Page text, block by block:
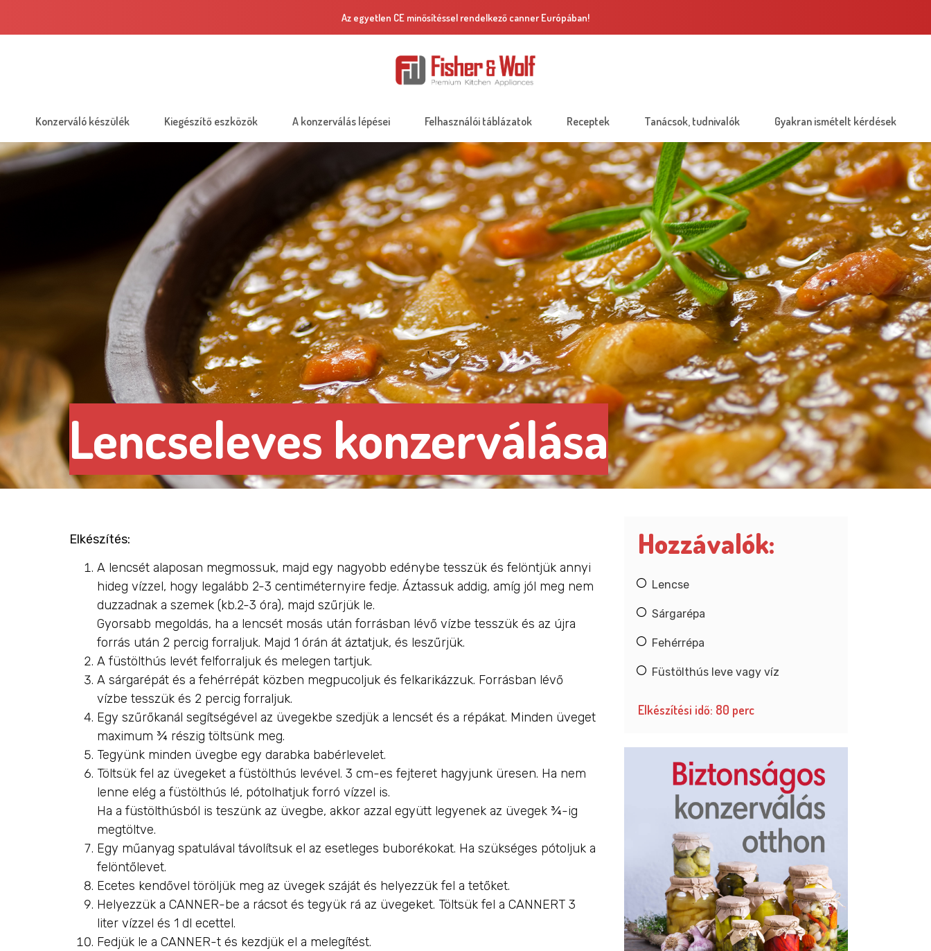
2 év garancia
Konzerváló készülék Kiegészítő eszközök A konzerválás lépései Felhasználói táblázatok Receptek Tanácsok, tudnivalók Gyakran ismételt kérdések
Lencseleves konzerválása
Elkészítés:
A lencsét alaposan megmossuk, majd egy nagyobb edénybe tesszük és felöntjük annyi
hideg vízzel, hogy legalább 2-3 centiméternyire fedje. Áztassuk addig, amíg jól meg nem
duzzadnak a szemek (kb.2-3 óra), majd szűrjük le.
Gyorsabb megoldás, ha a lencsét mosás után forrásban lévő vízbe tesszük és az újra
forrás után 2 percig forraljuk. Majd 1 órán át áztatjuk, és leszűrjük.
A füstölthús levét felforraljuk és melegen tartjuk.
A sárgarépát és a fehérrépát közben megpucoljuk és felkarikázzuk. Forrásban lévő
vízbe tesszük és 2 percig forraljuk.
Egy szűrőkanál segítségével az üvegekbe szedjük a lencsét és a répákat. Minden üveget
maximum ¾ részig töltsünk meg.
Tegyünk minden üvegbe egy darabka babérlevelet.
Töltsük fel az üvegeket a füstölthús levével. 3 cm-es fejteret hagyjunk üresen. Ha nem
lenne elég a füstölthús lé, pótolhatjuk forró vízzel is.
Ha a füstölthúsból is teszünk az üvegbe, akkor azzal együtt legyenek az üvegek ¾-ig
megtöltve.
Egy műanyag spatulával távolítsuk el az esetleges buborékokat. Ha szükséges pótoljuk a
felöntőlevet.
Ecetes kendővel töröljük meg az üvegek száját és helyezzük fel a tetőket.
Helyezzük a CANNER-be a rácsot és tegyük rá az üvegeket. Töltsük fel a CANNERT 3
liter vízzel és 1 dl ecettel.
Fedjük le a CANNER-t és kezdjük el a melegítést.
Hozzávalók:
Lencse
Sárgarépa
Fehérrépa
Füstölthús leve vagy víz
Elkészítési idő: 80 perc